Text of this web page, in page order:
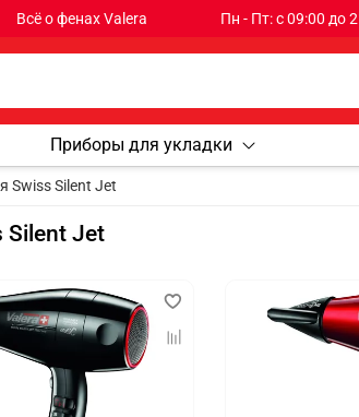
Всё о фенах Valera Пн - Пт: с 09:00 до
Приборы для укладки
Swiss Silent Jet
Silent Jet